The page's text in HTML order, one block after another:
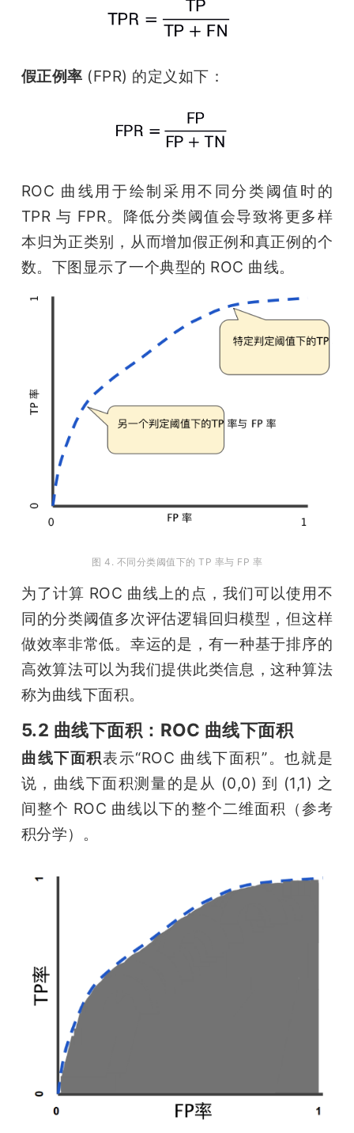
假正例率 (FPR) 的定义如下：
ROC 曲线用于绘制采用不同分类阈值时的
TPR 与 FPR。降低分类阈值会导致将更多样
本归为正类别，从而增加假正例和真正例的个
数。下图显示了一个典型的 ROC 曲线。
图 4. 不同分类阈值下的 TP 率与 FP 率
为了计算 ROC 曲线上的点，我们可以使用不
同的分类阈值多次评估逻辑回归模型，但这样
做效率非常低。幸运的是，有一种基于排序的
高效算法可以为我们提供此类信息，这种算法
称为曲线下面积。
5.2 曲线下面积：ROC 曲线下面积
曲线下面积表示“ROC 曲线下面积”。也就是
说，曲线下面积测量的是从 (0,0) 到 (1,1) 之
间整个 ROC 曲线以下的整个二维面积（参考
积分学）。